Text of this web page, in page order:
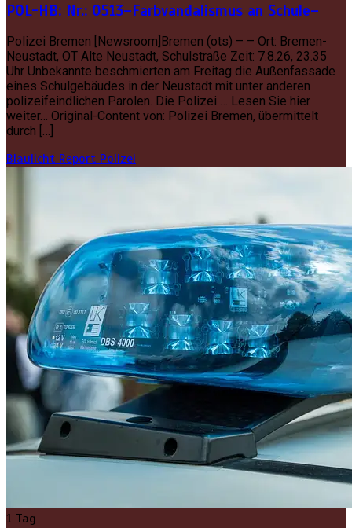
POL-HB: Nr.: 0513–Farbvandalismus an Schule–
Polizei Bremen [Newsroom]Bremen (ots) – – Ort: Bremen-
Neustadt, OT Alte Neustadt, Schulstraße Zeit: 7.8.26, 23.35
Uhr Unbekannte beschmierten am Freitag die Außenfassade
eines Schulgebäudes in der Neustadt mit unter anderen
polizeifeindlichen Parolen. Die Polizei … Lesen Sie hier
weiter… Original-Content von: Polizei Bremen, übermittelt
durch […]
Blaulicht Report Polizei
1 Tag